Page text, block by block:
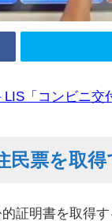
LIS「コンビニ交
民票を取得
証明書を取得